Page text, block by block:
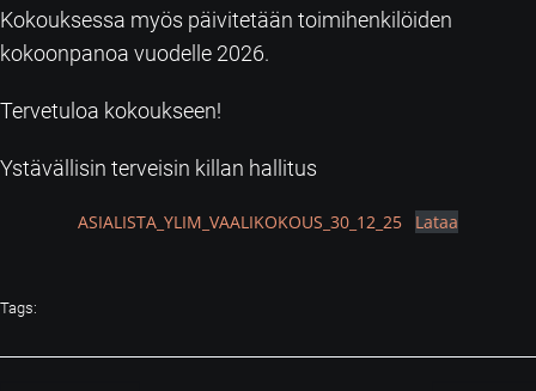
Kokouksessa myös päivitetään toimihenkilöiden
kokoonpanoa vuodelle 2026.
Tervetuloa kokoukseen!
Ystävällisin terveisin killan hallitus
ASIALISTA_YLIM_VAALIKOKOUS_30_12_25 Lataa
Tags: